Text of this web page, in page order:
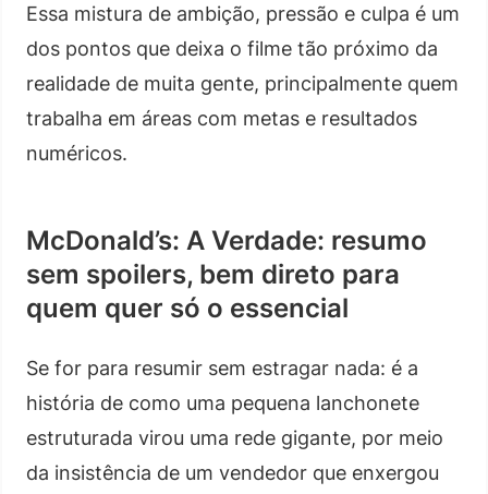
Essa mistura de ambição, pressão e culpa é um
dos pontos que deixa o filme tão próximo da
realidade de muita gente, principalmente quem
trabalha em áreas com metas e resultados
numéricos.
McDonald’s: A Verdade: resumo
sem spoilers, bem direto para
quem quer só o essencial
Se for para resumir sem estragar nada: é a
história de como uma pequena lanchonete
estruturada virou uma rede gigante, por meio
da insistência de um vendedor que enxergou